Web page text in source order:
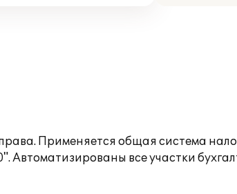
Применяется общая система
все участки